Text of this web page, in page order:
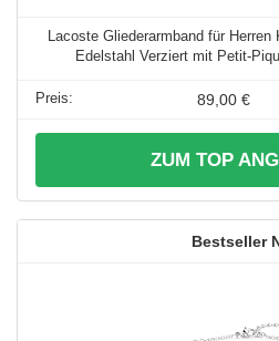
Lacoste Gliederarmband für
Edelstahl Verziert mit Petit-
89,00 €
ZUM TOP